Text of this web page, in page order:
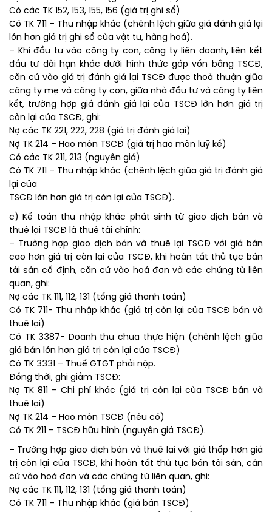
Có các TK 152, 153, 155, 156 (giá trị ghi sổ)
Có TK 711 – Thu nhập khác (chênh lệch giữa giá đánh giá lại
lớn hơn giá trị ghi sổ của vật tư, hàng hoá).
– Khi đầu tư vào công ty con, công ty liên doanh, liên kết
đầu tư dài hạn khác dưới hình thức góp vốn bằng TSCĐ,
căn cứ vào giá trị đánh giá lại TSCĐ được thoả thuận giữa
công ty mẹ và công ty con, giữa nhà đầu tư và công ty liên
kết, trường hợp giá đánh giá lại của TSCĐ lớn hơn giá trị
còn lại của TSCĐ, ghi:
Nợ các TK 221, 222, 228 (giá trị đánh giá lại)
Nợ TK 214 – Hao mòn TSCĐ (giá trị hao mòn luỹ kế)
Có các TK 211, 213 (nguyên giá)
Có TK 711 – Thu nhập khác (chênh lệch giữa giá trị đánh giá
lại của
TSCĐ lớn hơn giá trị còn lại của TSCĐ).
c) Kế toán thu nhập khác phát sinh từ giao dịch bán và
thuê lại TSCĐ là thuê tài chính:
– Trường hợp giao dịch bán và thuê lại TSCĐ với giá bán
cao hơn giá trị còn lại của TSCĐ, khi hoàn tất thủ tục bán
tài sản cố định, căn cứ vào hoá đơn và các chứng từ liên
quan, ghi:
Nợ các TK 111, 112, 131 (tổng giá thanh toán)
Có TK 711- Thu nhập khác (giá trị còn lại của TSCĐ bán và
thuê lại)
Có TK 3387- Doanh thu chưa thực hiện (chênh lệch giữa
giá bán lớn hơn giá trị còn lại của TSCĐ)
Có TK 3331 – Thuế GTGT phải nộp.
Đồng thời, ghi giảm TSCĐ:
Nợ TK 811 – Chi phí khác (giá trị còn lại của TSCĐ bán và
thuê lại)
Nợ TK 214 – Hao mòn TSCĐ (nếu có)
Có TK 211 – TSCĐ hữu hình (nguyên giá TSCĐ).
– Trường hợp giao dịch bán và thuê lại với giá thấp hơn giá
trị còn lại của TSCĐ, khi hoàn tất thủ tục bán tài sản, căn
cứ vào hoá đơn và các chứng từ liên quan, ghi:
Nợ các TK 111, 112, 131 (tổng giá thanh toán)
Có TK 711 – Thu nhập khác (giá bán TSCĐ)